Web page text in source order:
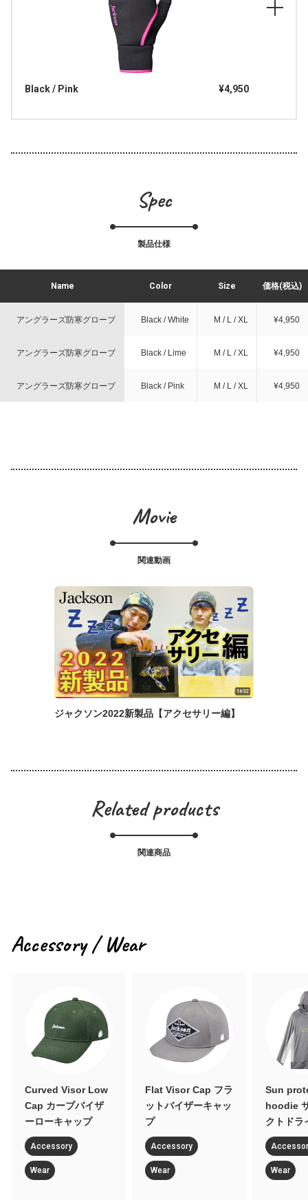
Black / Pink ¥4,950
Spec
製品仕様
Name Color Size 価格(税込)
アングラーズ防寒グローブ Black / White M / L / XL ¥4,950
アングラーズ防寒グローブ Black / Lime M / L / XL ¥4,950
アングラーズ防寒グローブ Black / Pink M / L / XL ¥4,950
Movie
関連動画
ジャクソン2022新製品【アクセサリー編】
Related products
関連商品
Accessory / Wear
Curved Visor Low
Cap カーブバイザ
ーローキャップ
Accessory
Wear
Flat Visor Cap フラ
ットバイザーキャッ
プ
Accessory
Wear
Sun
hoodie
クトドラ
Wear